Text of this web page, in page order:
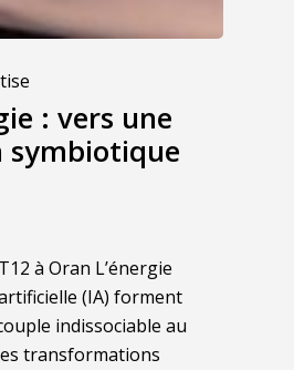
: vers une
à Oran L’énergie
(IA) forment
indissociable au
transformations